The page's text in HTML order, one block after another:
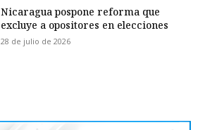
Nicaragua pospone reforma que
excluye a opositores en elecciones
28 de julio de 2026